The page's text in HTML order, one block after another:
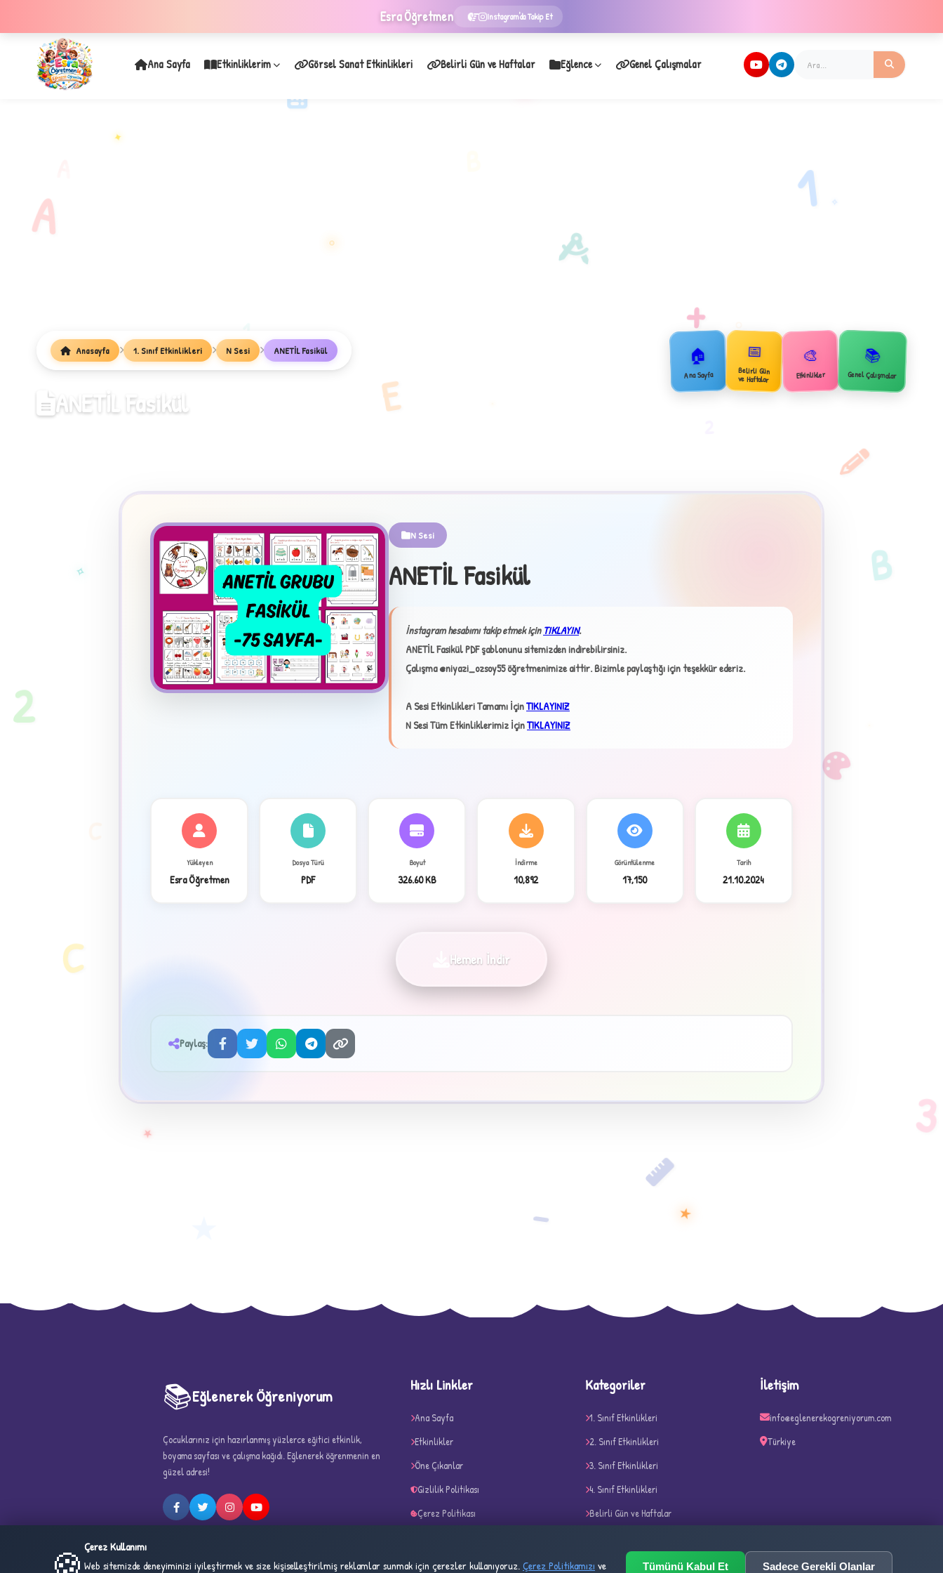
EsraÖğretmen Instagram'da Takip Et
1
✦
✧
★
✧
✦
★
Ana Sayfa Etkinliklerim Görsel Sanat Etkinlikleri Belirli Gün ve Haftalar Eğlence Genel Çalışmalar
Anasayfa 1. Sınıf Etkinlikleri N Sesi ANETİL Fasikül
ANETİL Fasikül
🏠
Ana Sayfa
📅
Belirli Gün
ve Haftalar
🎨
Etkinlikler
📚
Genel Çalışmalar
N Sesi
ANETİL Fasikül
İnstagram hesabımı takip etmek içinTIKLAYIN.
ANETİL Fasikül PDF şablonunu sitemizden indirebilirsiniz.
Çalışma @niyazi_ozsoy55 öğretmenimize aittir. Bizimle paylaştığı için teşekkür ederiz.
A Sesi Etkinlikleri Tamamı İçinTIKLAYINIZ
N Sesi Tüm Etkinliklerimiz İçinTIKLAYINIZ
Yükleyen
Esra Öğretmen
Dosya Türü
PDF
Boyut
326.60 KB
İndirme
10,892
Görüntülenme
17,150
Tarih
21.10.2024
Hemen İndir
Paylaş:
A
B
C
D
E
1
2
3
5
+
−
★
📚Eğlenerek Öğreniyorum
Çocuklarınız için hazırlanmış yüzlerce eğitici etkinlik,
boyama sayfası ve çalışma kağıdı. Eğlenerek öğrenmenin en
güzel adresi!
Hızlı Linkler
Ana Sayfa
Etkinlikler
Öne Çıkanlar
Gizlilik Politikası
Çerez Politikası
Kategoriler
1. Sınıf Etkinlikleri
2. Sınıf Etkinlikleri
3. Sınıf Etkinlikleri
4. Sınıf Etkinlikleri
Belirli Gün ve Haftalar
İletişim
info@eglenerekogreniyorum.com
Türkiye
Çerez Kullanımı
Web sitemizde deneyiminizi iyileştirmek ve size kişiselleştirilmiş reklamlar sunmak için çerezler kullanıyoruz.Çerez Politikamızı ve Tümünü Kabul Et Sadece Gerekli Olanlar